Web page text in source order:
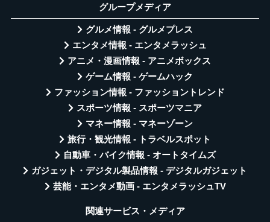
グループメディア
グルメ情報 - グルメプレス
エンタメ情報 - エンタメラッシュ
アニメ・漫画情報 - アニメボックス
ゲーム情報 - ゲームハック
ファッション情報 - ファッショントレンド
スポーツ情報 - スポーツマニア
マネー情報 - マネーゾーン
旅行・観光情報 - トラベルスポット
自動車・バイク情報 - オートタイムズ
ガジェット・デジタル製品情報 - デジタルガジェット
芸能・エンタメ動画 - エンタメラッシュTV
関連サービス・メディア